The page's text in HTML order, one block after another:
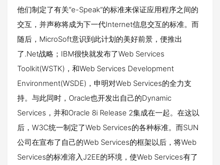
他们制定了有关“e-Speak”的标准来保证应用程序之间的
交互，并声称将成为下一代Internet信息交互的标准。而
随后，MicroSoft意识到此计划的美好前景，便推出
了.Net战略；IBM很快就发布了Web Services
Toolkit(WSTK)，和Web Services Development
Environment(WSDE)，申明对Web Services的全力支
持。与此同时，Oracle也开发出自己的Dynamic
Services，并和Oracle 8i Release 2集成在一起。在这以
后，W3C统一制定了Web Services的各种标准。而SUN
公司在宣布了自己的Web Services的框架以后，将Web
Services的标准溶入J2EE的环境，使Web Services有了